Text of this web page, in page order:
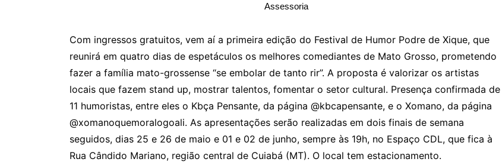
Assessoria
Com ingressos gratuitos, vem aí a primeira edição do Festival de Humor Podre de Xique, que
reunirá em quatro dias de espetáculos os melhores comediantes de Mato Grosso, prometendo
fazer a família mato-grossense “se embolar de tanto rir”. A proposta é valorizar os artistas
locais que fazem stand up, mostrar talentos, fomentar o setor cultural. Presença confirmada de
11 humoristas, entre eles o Kbça Pensante, da página @kbcapensante, e o Xomano, da página
@xomanoquemoralogoali. As apresentações serão realizadas em dois finais de semana
seguidos, dias 25 e 26 de maio e 01 e 02 de junho, sempre às 19h, no Espaço CDL, que fica à
Rua Cândido Mariano, região central de Cuiabá (MT). O local tem estacionamento.